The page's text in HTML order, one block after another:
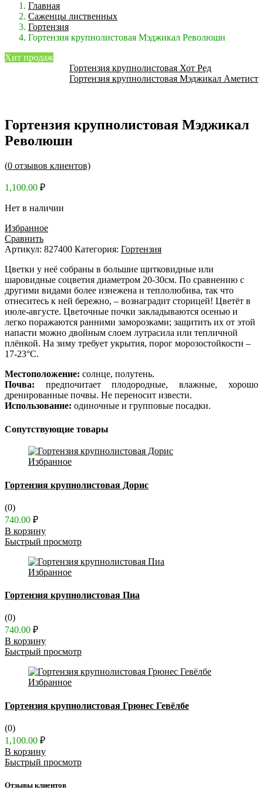
Главная
Саженцы лиственных
Гортензия
Гортензия крупнолистовая Мэджикал Революшн
Гортензия крупнолистовая Хот Ред
Гортензия крупнолистовая Мэджикал Аметист
Хит продаж
Гортензия крупнолистовая Мэджикал
Революшн
(0 отзывов клиентов)
1,100.00 ₽
Нет в наличии
Избранное
Сравнить
Артикул: 827400 Категория: Гортензия
Цветки у неё собраны в большие щитковидные или
шаровидные соцветия диаметром 20-30см. По сравнению с
другими видами более изнежена и теплолюбива, так что
отнеситесь к ней бережно, – вознаградит сторицей! Цветёт в
июле-августе. Цветочные почки закладываются осенью и
легко поражаются ранними заморозками; защитить их от этой
напасти можно двойным слоем лутрасила или тепличной
плёнкой. На зиму требует укрытия, порог морозостойкости –
17-23°C.
Местоположение: солнце, полутень.
Почва: предпочитает плодородные, влажные, хорошо
дренированные почвы. Не переносит извести.
Использование: одиночные и групповые посадки.
Сопутствующие товары
Избранное
Гортензия крупнолистовая Дорис
(0)
740.00 ₽
В корзину
Быстрый просмотр
Избранное
Гортензия крупнолистовая Пиа
(0)
740.00 ₽
В корзину
Быстрый просмотр
Избранное
Гортензия крупнолистовая Грюнес Гевёлбе
(0)
1,100.00 ₽
В корзину
Быстрый просмотр
Отзывы клиентов